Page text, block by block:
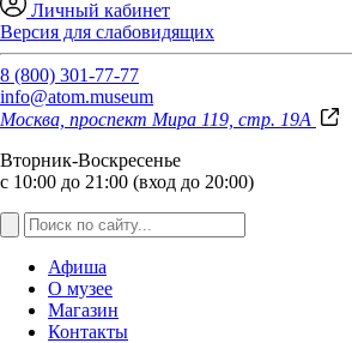
Личный кабинет
Версия для слабовидящих
8 (800) 301-77-77
info@atom.museum
Москва, проспект Мира 119, стр. 19А
Вторник-Воскресенье
с 10:00 до 21:00 (вход до 20:00)
Афиша
О музее
Магазин
Контакты